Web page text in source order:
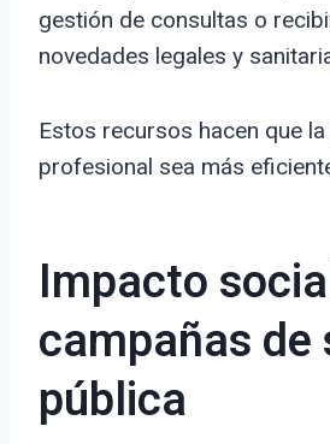
gestión de consultas o
novedades legales y
Estos recursos hacen que
profesional sea más
Impacto
campañas de
pública